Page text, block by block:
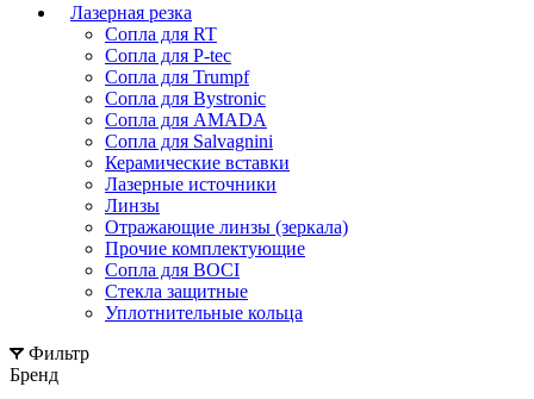
Лазерная резка
Сопла для RT
Сопла для P-tec
Сопла для Trumpf
Сопла для Bystronic
Сопла для AMADA
Сопла для Salvagnini
Керамические вставки
Лазерные источники
Линзы
Отражающие линзы (зеркала)
Прочие комплектующие
Сопла для BOCI
Стекла защитные
Уплотнительные кольца
Фильтр
Бренд